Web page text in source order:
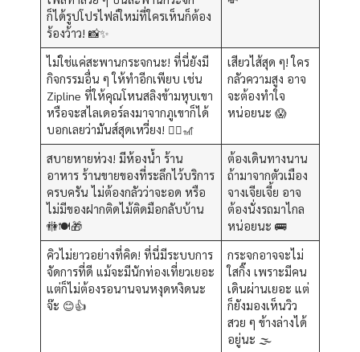
ก็ได้รูปโปรไฟล์ใหม่ที่ใครเห็นก็ต้อง
ร้องว้าว! 📸✨
ไม่ใช่แค่สะพานกระจกนะ! ที่นี่ยังมี
กิจกรรมอื่น ๆ ให้ทำอีกเพียบ เช่น
Zipline ที่ให้คุณโหนสลิงข้ามหุบเขา
หรือจะสไลเดอร์ลงมาจากภูเขาก็ได้
บอกเลยว่ามันส์สุดเหวี่ยง! 🧗‍♀️🎢
เสียวไส้สุด ๆ! ใคร
กลัวความสูง อาจ
จะต้องทำใจ
หน่อยนะ 😱
สบายหายห่วง! มีห้องน้ำ ร้าน
อาหาร ร้านขายของที่ระลึกไว้บริการ
ครบครัน ไม่ต้องกลัวว่าจะอด หรือ
ไม่มีของฝากติดไม้ติดมือกลับบ้าน
🚻🍽️🎁
ต้องเดินทางนาน
ถ้ามาจากตัวเมือง
จางเจียเจี้ย อาจ
ต้องนั่งรถมาไกล
หน่อยนะ 🚌
คิวไม่ยาวอย่างที่คิด! ที่นี่มีระบบการ
จัดการที่ดี แม้จะมีนักท่องเที่ยวเยอะ
แต่ก็ไม่ต้องรอนานจนหงุดหงิดนะ
จ๊ะ 😊👍
กระจกอาจจะไม่
ใสกิ๊ง เพราะมีคน
เดินผ่านเยอะ แต่
ก็ยังมองเห็นวิว
สวย ๆ ข้างล่างได้
อยู่นะ 🌫️